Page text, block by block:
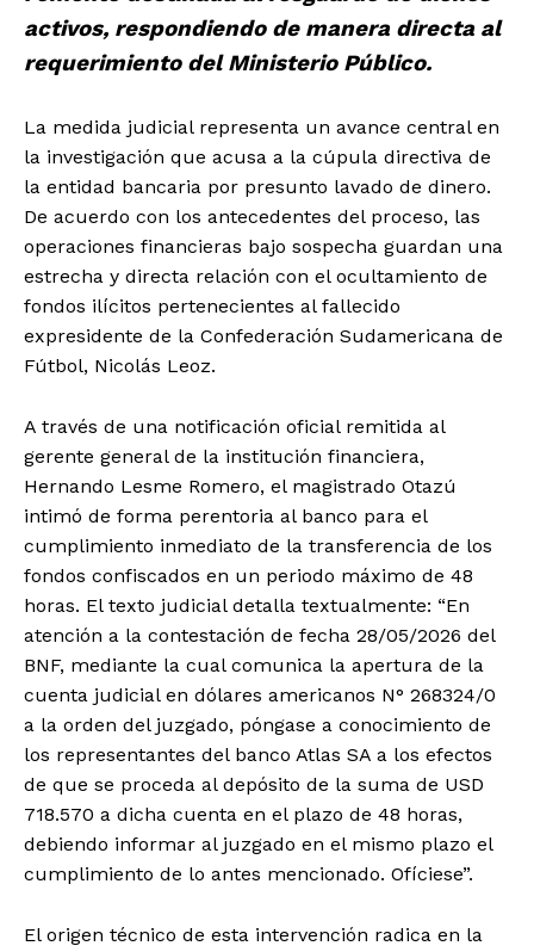
activos, respondiendo de manera directa al
requerimiento del Ministerio Público.
La medida judicial representa un avance central en
la investigación que acusa a la cúpula directiva de
la entidad bancaria por presunto lavado de dinero.
De acuerdo con los antecedentes del proceso, las
operaciones financieras bajo sospecha guardan una
estrecha y directa relación con el ocultamiento de
fondos ilícitos pertenecientes al fallecido
expresidente de la Confederación Sudamericana de
Fútbol, Nicolás Leoz.
A través de una notificación oficial remitida al
gerente general de la institución financiera,
Hernando Lesme Romero, el magistrado Otazú
intimó de forma perentoria al banco para el
cumplimiento inmediato de la transferencia de los
fondos confiscados en un periodo máximo de 48
horas. El texto judicial detalla textualmente: “En
atención a la contestación de fecha 28/05/2026 del
BNF, mediante la cual comunica la apertura de la
cuenta judicial en dólares americanos N° 268324/0
a la orden del juzgado, póngase a conocimiento de
los representantes del banco Atlas SA a los efectos
de que se proceda al depósito de la suma de USD
718.570 a dicha cuenta en el plazo de 48 horas,
debiendo informar al juzgado en el mismo plazo el
cumplimiento de lo antes mencionado. Ofíciese”.
El origen técnico de esta intervención radica en la